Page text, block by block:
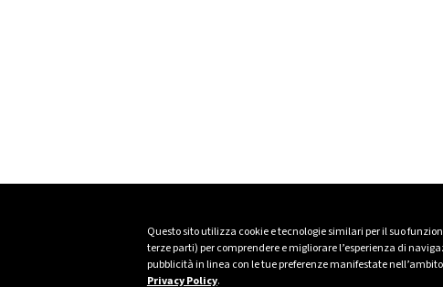
Questo sito utilizza cookie e tecnologie similari per il suo
terze parti) per comprendere e migliorare l’esperienza di
pubblicità in linea con le tue preferenze manifestate
Privacy Policy.